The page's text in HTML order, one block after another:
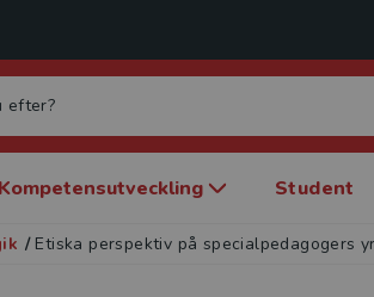
Kompetensutveckling Student
/ Etiska perspektiv på specialpedagogers